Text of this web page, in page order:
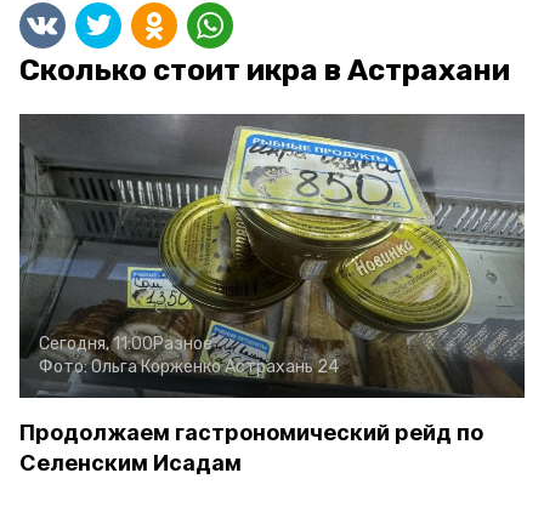
Сколько стоит икра в Астрахани
Сегодня, 11:00Разное
Фото:Ольга КорженкоАстрахань 24
Продолжаем гастрономический рейд по
Селенским Исадам